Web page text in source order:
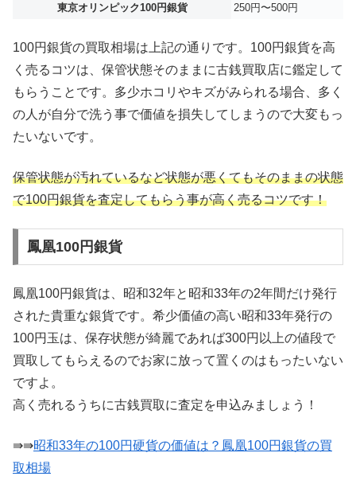
東京オリンピック100円銀貨
250円〜500円
100円銀貨の買取相場は上記の通りです。100円銀貨を高
く売るコツは、保管状態そのままに古銭買取店に鑑定して
もらうことです。多少ホコリやキズがみられる場合、多く
の人が自分で洗う事で価値を損失してしまうので大変もっ
たいないです。
保管状態が汚れているなど状態が悪くてもそのままの状態
で100円銀貨を査定してもらう事が高く売るコツです！
鳳凰100円銀貨
鳳凰100円銀貨は、昭和32年と昭和33年の2年間だけ発行
された貴重な銀貨です。希少価値の高い昭和33年発行の
100円玉は、保存状態が綺麗であれば300円以上の値段で
買取してもらえるのでお家に放って置くのはもったいない
ですよ。
高く売れるうちに古銭買取に査定を申込みましょう！
⇛⇛昭和33年の100円硬貨の価値は？鳳凰100円銀貨の買
取相場